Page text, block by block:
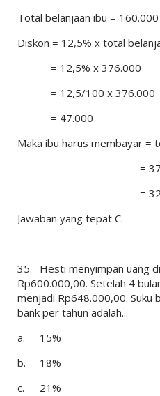
Total belanjaan ibu =
Diskon = 12,5% x total
= 12,5% x 376.000
= 12,5/100 x 376.000
= 47.000
Maka ibu harus membayar =
=
=
Jawaban yang tepat C.
35.
Hesti menyimpan uang
Rp600.000,00. Setelah 4
menjadi Rp648.000,00. Suku
bank per tahun adalah...
a.
15%
b.
18%
c.
21%